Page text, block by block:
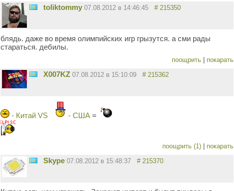
toliktommy 07.08.2012 в 14:46:45 # 215350
блядь. даже во время олимпийских игр грызутся. а сми рады
стараться. дебилы.
поощрить покарать
X007KZ 07.08.2012 в 15:10:09 # 215362
- Китай VS - США =
поощрить (1) покарать
Skype 07.08.2012 в 15:48:37 # 215370